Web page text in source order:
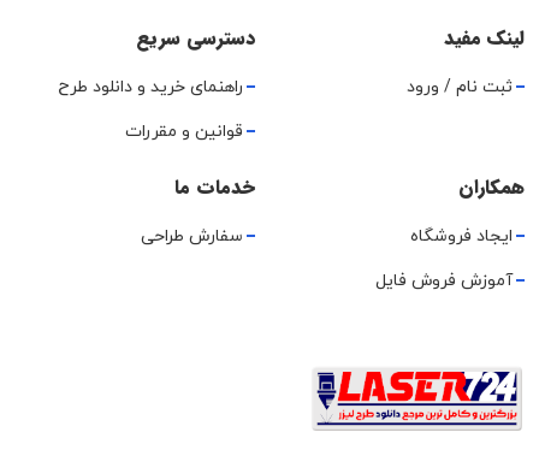
لینک مفید
ثبت نام / ورود
دسترسی سریع
راهنمای خرید و دانلود طرح
قوانین و مقررات
همکاران
ایجاد فروشگاه
آموزش فروش فایل
خدمات ما
سفارش طراحی